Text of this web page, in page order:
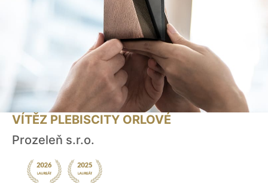
VÍTĚZ PLEBISCITY ORLOVÉ
Prozeleň s.r.o.